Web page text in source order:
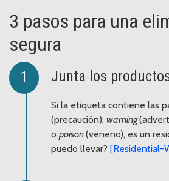
3 pasos para una
segura
Junta los
Si la etiqueta contiene las
(precaución), warning
o poison(veneno), es un
puedo llevar? [Residential-